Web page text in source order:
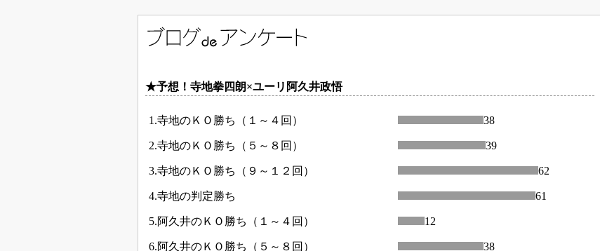
★予想！寺地拳四朗×ユーリ阿久井政悟
1.寺地のＫＯ勝ち（１～４回） 38
2.寺地のＫＯ勝ち（５～８回） 39
3.寺地のＫＯ勝ち（９～１２回） 62
4.寺地の判定勝ち 61
5.阿久井のＫＯ勝ち（１～４回） 12
6.阿久井のＫＯ勝ち（５～８回） 38